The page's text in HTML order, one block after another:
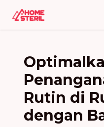
Rutin di
dengan